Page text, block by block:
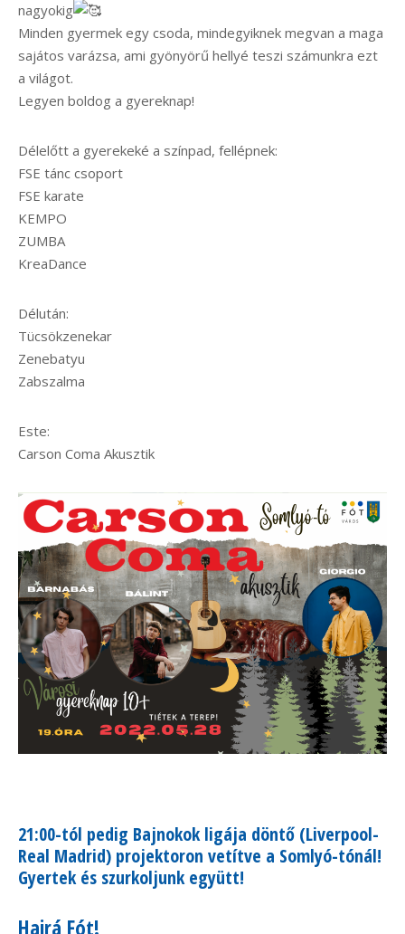
nagyokig
Minden gyermek egy csoda, mindegyiknek megvan a maga
sajátos varázsa, ami gyönyörű hellyé teszi számunkra ezt
a világot.
Legyen boldog a gyereknap!
Délelőtt a gyerekeké a színpad, fellépnek:
FSE tánc csoport
FSE karate
KEMPO
ZUMBA
KreaDance
Délután:
Tücsökzenekar
Zenebatyu
Zabszalma
Este:
Carson Coma Akusztik
21:00-tól pedig Bajnokok ligája döntő (Liverpool-
Real Madrid) projektoron vetítve a Somlyó-tónál!
Gyertek és szurkoljunk együtt!
Hajrá Fót!